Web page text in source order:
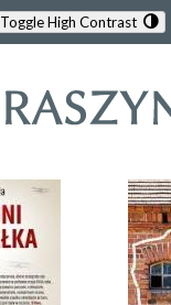
Toggle High Contrast